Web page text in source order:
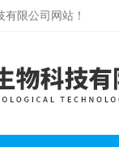
限公司网站！